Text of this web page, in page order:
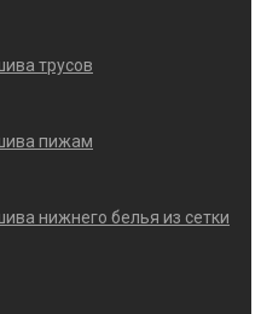
трусов
пижам
нижнего белья из сетки